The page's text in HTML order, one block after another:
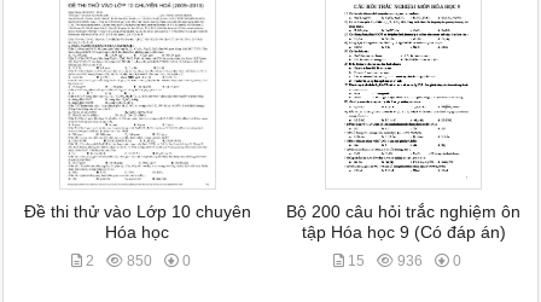
Đề thi thử vào Lớp 10 chuyên
Hóa học
2 850 0
Bộ 200 câu hỏi trắc nghiệm ôn
tập Hóa học 9 (Có đáp án)
15 936 0